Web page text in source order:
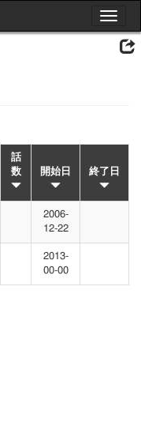
Toggle
話
数
開始日 終了日
2006-
12-22
2013-
00-00